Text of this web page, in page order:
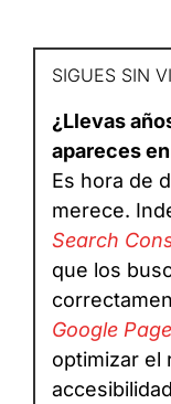
SIGUES SIN
¿Llevas
apareces
Es hora de
merece.
Search
que los
Google
optimizar el